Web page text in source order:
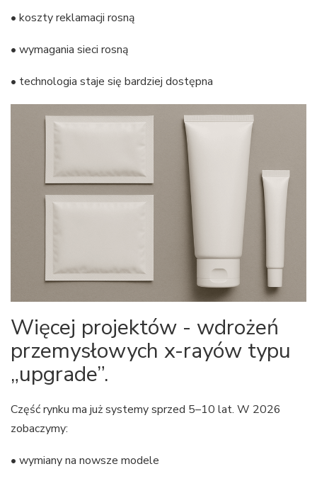
• koszty reklamacji rosną
• wymagania sieci rosną
• technologia staje się bardziej dostępna
Więcej projektów - wdrożeń
przemysłowych x-rayów typu
„upgrade”.
Część rynku ma już systemy sprzed 5–10 lat. W 2026
zobaczymy:
• wymiany na nowsze modele